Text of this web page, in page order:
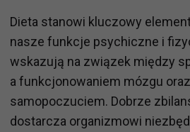
Dieta stanowi kluczowy
nasze funkcje psychiczne i
wskazują na związek między
a funkcjonowaniem mózgu
samopoczuciem. Dobrze
dostarcza organizmowi